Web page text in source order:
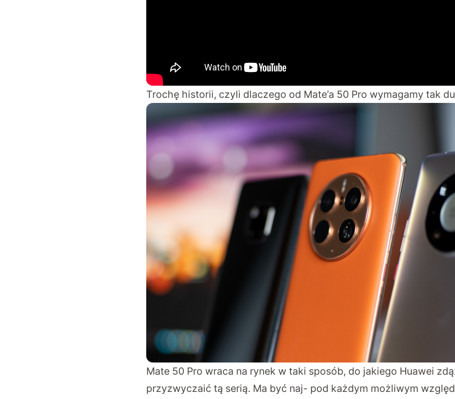
Trochę historii, czyli dlaczego od Mate’a 50 Pro wymagamy tak
Mate 50 Pro wraca na rynek w taki sposób, do jakiego Huawei
przyzwyczaić tą serią. Ma być naj- pod każdym możliwym